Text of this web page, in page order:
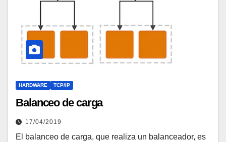
HARDWARE TCP/IP
Balanceo de carga
17/04/2019
El balanceo de carga, que realiza un balanceador, es